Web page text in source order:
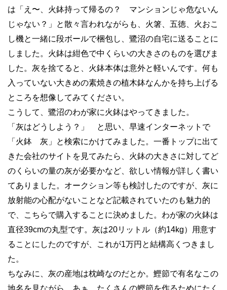
は「え〜、火鉢持って帰るの？ マンションじゃ危ないん
じゃない？」と散々言われながらも、火箸、五徳、火おこ
し機と一緒に段ボールで梱包し、鷺沼の自宅に送ることに
しました。火鉢は紺色で中くらいの大きさのものを選びま
した。灰を捨てると、火鉢本体は意外と軽いんです。何も
入っていない大きめの素焼きの植木鉢なんかを持ち上げる
ところを想像してみてください。
こうして、鷺沼のわが家に火鉢はやってきました。
「灰はどうしよう？」 と思い、早速インターネットで
「火鉢 灰」と検索にかけてみました。一番トップに出て
きた会社のサイトを見てみたら、火鉢の大きさに対してど
のくらいの量の灰が必要かなど、欲しい情報が詳しく書い
てありました。オークション等も検討したのですが、灰に
放射能の心配がないことなど記載されていたのも魅力的
で、こちらで購入することに決めました。わが家の火鉢は
直径39cmの丸型です。灰は20リットル（約14kg）用意す
ることにしたのですが、これが1万円と結構高くつきまし
た。
ちなみに、灰の産地は枕崎なのだとか。鰹節で有名なこの
地名を見ながら、あぁ、たくさんの鰹節を作るためにたく